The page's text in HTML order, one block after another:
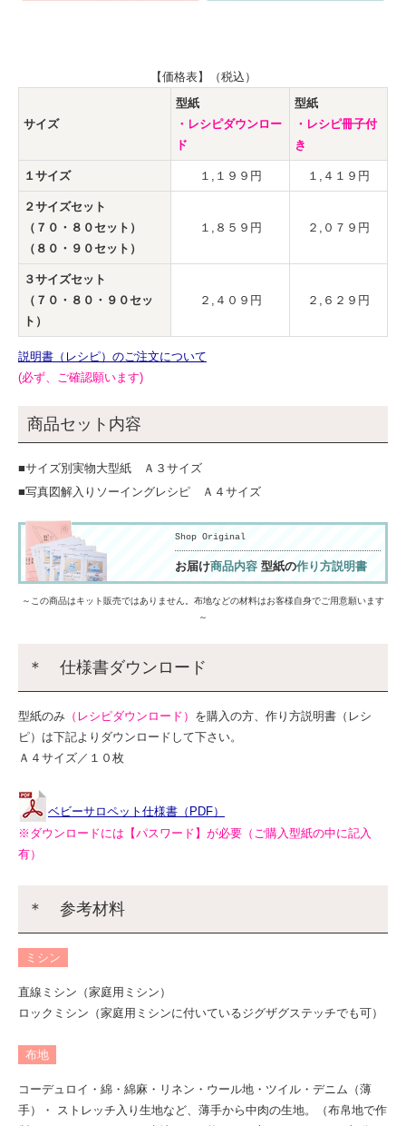
【価格表】（税込）
サイズ
型紙
・レシピダウンロー
ド
型紙
・レシピ冊子付
き
１サイズ １,１９９円 １,４１９円
２サイズセット
（７０・８０セット）
（８０・９０セット）
１,８５９円 ２,０７９円
３サイズセット
（７０・８０・９０セッ
ト）
２,４０９円 ２,６２９円
説明書（レシピ）のご注文について
(必ず、ご確認願います)
商品セット内容
■サイズ別実物大型紙 Ａ３サイズ
■写真図解入りソーイングレシピ Ａ４サイズ
Shop Original
お届け商品内容型紙の作り方説明書
～この商品はキット販売ではありません。布地などの材料はお客様自身でご用意願います
～
＊ 仕様書ダウンロード
型紙のみ （レシピダウンロード） を購入の方、作り方説明書（レシ
ピ）は下記よりダウンロードして下さい。
Ａ４サイズ／１０枚
ベビーサロペット仕様書（PDF）
※ダウンロードには【パスワード】が必要（ご購入型紙の中に記入
有）
＊ 参考材料
ミシン
直線ミシン（家庭用ミシン）
ロックミシン（家庭用ミシンに付いているジグザグステッチでも可）
布地
コーデュロイ・綿・綿麻・リネン・ウール地・ツイル・デニム（薄
手）・ ストレッチ入り生地など、薄手から中肉の生地。（布帛地で作